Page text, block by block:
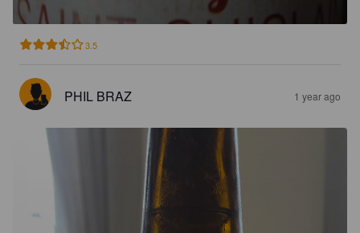
3.5
PHIL BRAZ 1 year ago